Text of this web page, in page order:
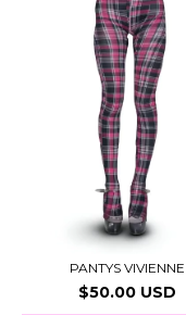
PANTYS VIVIENNE
$50.00 USD